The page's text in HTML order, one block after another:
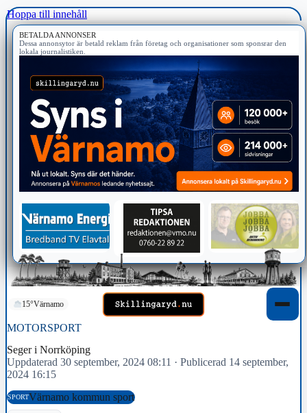
Hoppa till innehåll
BETALDA ANNONSER
Dessa annonsytor är betald reklam från företag och organisationer som sponsrar den
lokala journalistiken.
15°Värnamo
MOTORSPORT
Seger i Norrköping
Uppdaterad 30 september, 2024 08:11 · Publicerad 14 september,
2024 16:15
SPORTVärnamo kommun sport